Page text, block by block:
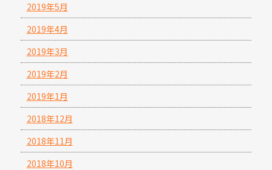
2019年5月
2019年4月
2019年3月
2019年2月
2019年1月
2018年12月
2018年11月
2018年10月